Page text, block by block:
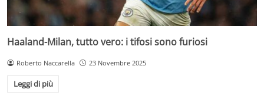
Haaland-Milan, tutto vero: i tifosi sono furiosi
Roberto Naccarella 23 Novembre 2025
Leggi di più